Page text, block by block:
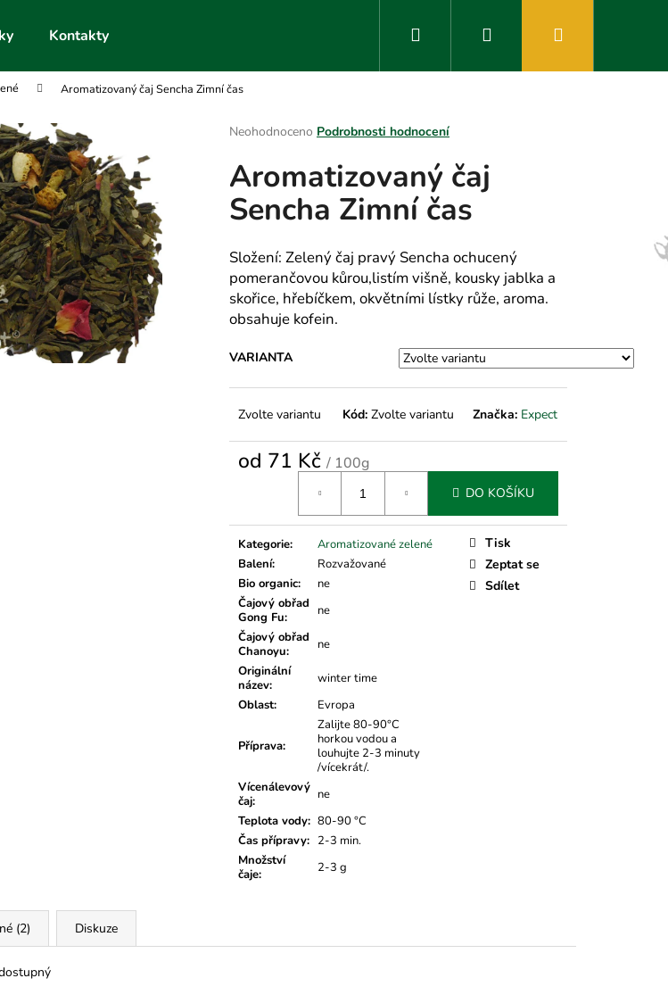
Kontakty Hledat Přihlášení
Aromatizovaný čaj Sencha Zimní čas
Průměrné
produktu
je
0,0
z
hvězdiček.
Neohodnoceno Podrobnosti hodnocení
Aromatizovaný čaj
Sencha Zimní čas
Složení: Zelený čaj pravý Sencha ochucený
pomerančovou kůrou,listím višně, kousky jablka a
skořice, hřebíčkem, okvětními lístky růže, aroma.
obsahuje kofein.
VARIANTA
Zvolte variantu Kód: Zvolte variantu Značka: Expect
od 71 Kč / 100g
DO KOŠÍKU
Kategorie:
Aromatizované zelené
Balení:
Rozvažované
Bio organic:
ne
Čajový obřad
Gong Fu:
ne
Čajový obřad
Chanoyu:
ne
Originální
název:
winter time
Oblast: Evropa
Příprava:
Zalijte 80-90°C
horkou vodou a
louhujte 2-3 minuty
/vícekrát/.
Vícenálevový
čaj:
ne
Teplota vody: 80-90 °C
Čas přípravy: 2-3 min.
Množství
čaje: 2-3 g
Tisk
Zeptat se
Sdílet
(2) Diskuze
najít?
HLEDAT